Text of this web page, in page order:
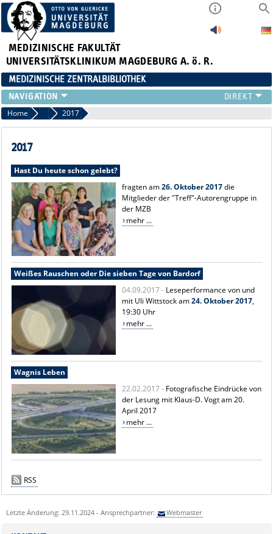
MEDIZINISCHE FAKULTÄT
UNIVERSITÄTSKLINIKUM MAGDEBURG A. ö. R.
MEDIZINISCHE ZENTRALBIBLIOTHEK
LITERATURSUCHE
SERVICE
INFORMATIONSKOMPETENZ
PUBLIZIEREN
NEU HIER?
SUCHE A-Z
Home Lesungen
2017
2017
Hast Du heute schon gelebt?
fragten am26. Oktober 2017die
Mitglieder der "Treff"-Autorengruppe in
der MZB
mehr ...
Weißes Rauschen oder Die sieben Tage von Bardorf
04.09.2017 - Leseperformance von und
mit Uli Wittstock am24. Oktober 2017,
19:30 Uhr
mehr ...
Wagnis Leben
22.02.2017 - Fotografische Eindrücke von
der Lesung mit Klaus-D. Vogt am 20.
April 2017
mehr ...
RSS
Letzte Änderung: 29.11.2024 - Ansprechpartner: Webmaster